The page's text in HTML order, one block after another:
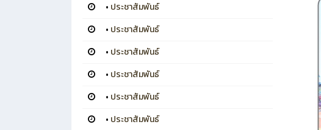
• ประชาสัมพันธ์
• ประชาสัมพันธ์
• ประชาสัมพันธ์
• ประชาสัมพันธ์
• ประชาสัมพันธ์
• ประชาสัมพันธ์